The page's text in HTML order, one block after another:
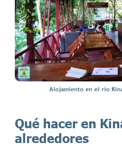
Alojamiento en el río
Qué hacer en
alrededores